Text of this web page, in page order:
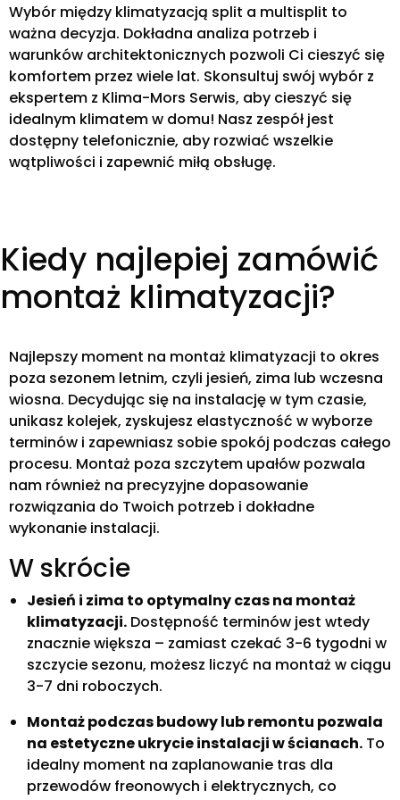
Wybór między klimatyzacją split a multisplit to
ważna decyzja. Dokładna analiza potrzeb i
warunków architektonicznych pozwoli Ci cieszyć się
komfortem przez wiele lat. Skonsultuj swój wybór z
ekspertem z Klima-Mors Serwis, aby cieszyć się
idealnym klimatem w domu! Nasz zespół jest
dostępny telefonicznie, aby rozwiać wszelkie
wątpliwości i zapewnić miłą obsługę.
Kiedy najlepiej zamówić
montaż klimatyzacji?
Najlepszy moment na montaż klimatyzacji to okres
poza sezonem letnim, czyli jesień, zima lub wczesna
wiosna. Decydując się na instalację w tym czasie,
unikasz kolejek, zyskujesz elastyczność w wyborze
terminów i zapewniasz sobie spokój podczas całego
procesu. Montaż poza szczytem upałów pozwala
nam również na precyzyjne dopasowanie
rozwiązania do Twoich potrzeb i dokładne
wykonanie instalacji.
W skrócie
Jesień i zima to optymalny czas na montaż
klimatyzacji. Dostępność terminów jest wtedy
znacznie większa – zamiast czekać 3-6 tygodni w
szczycie sezonu, możesz liczyć na montaż w ciągu
3-7 dni roboczych.
Montaż podczas budowy lub remontu pozwala
na estetyczne ukrycie instalacji w ścianach. To
idealny moment na zaplanowanie tras dla
przewodów freonowych i elektrycznych, co